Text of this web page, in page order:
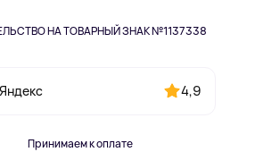
НА ТОВАРНЫЙ ЗНАК №1137338
4,9
Принимаем к оплате